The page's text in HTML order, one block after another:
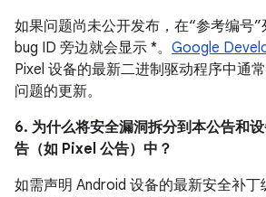
如果问题尚未公开发布，在“参考编号
bug ID 旁边就会显示 *。 Google
Pixel 设备的最新二进制驱动程序中通
问题的更新。
6. 为什么将安全漏洞拆分到本公告和
告（如 Pixel 公告）中？
如需声明 Android 设备的最新安全补